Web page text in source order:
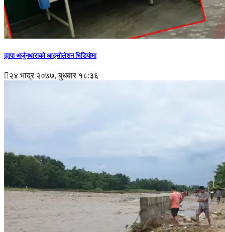
झापा अर्जुनधाराको आइसोलेशन भिडियोमा
२४ भाद्र २०७७, बुधबार १८:३६